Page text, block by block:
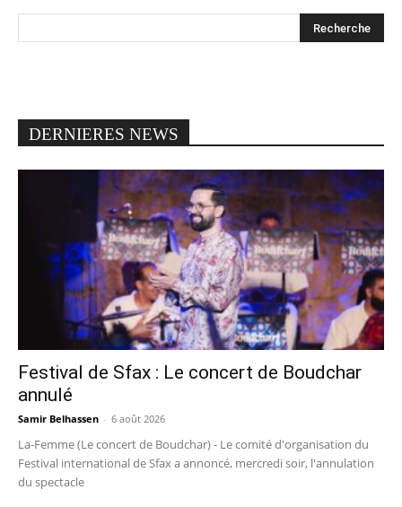
DERNIERES NEWS
Festival de Sfax : Le concert de Boudchar
annulé
Samir Belhassen - 6 août 2026
La-Femme (Le concert de Boudchar) - Le comité d'organisation du
Festival international de Sfax a annoncé, mercredi soir, l'annulation
du spectacle